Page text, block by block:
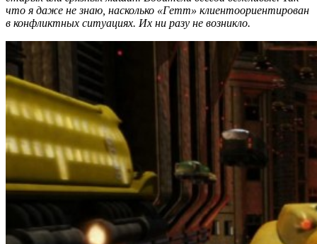
что я даже не знаю, насколько «Гетт» клиентоориентирован
в конфликтных ситуациях. Их ни разу не возникло.